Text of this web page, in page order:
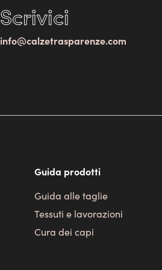
Scrivici
info@calzetrasparenze.com
Guida prodotti
Guida alle taglie
Tessuti e lavorazioni
Cura dei capi